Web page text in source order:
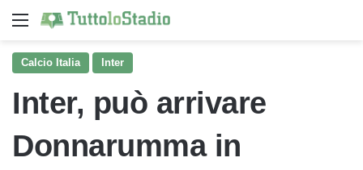
Menu
Calcio Italia Inter
Inter, può arrivare
Donnarumma in